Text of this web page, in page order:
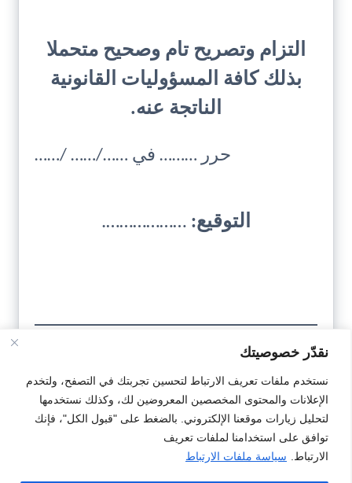
نقدّر خصوصيتك
نستخدم ملفات تعريف الارتباط لتحسين تجربتك في التصفح، ولتخدم
الإعلانات والمحتوى المخصصين المعروضين لك، وكذلك نستخدمها
لتحليل زيارات موقعنا الإلكتروني. بالضغط على "قبول الكل"، فإنك
توافق على استخدامنا لملفات تعريف
الارتباط.
سياسة ملفات الارتباط
التزام وتصريح تام وصحيح متحملا
بذلك كافة المسؤوليات القانونية
الناتجة عنه.
حرر ……… في ……/…… /……
التوقيع: ……………….
تحميل
النمودج
#تصريح #تصريح بالشرف